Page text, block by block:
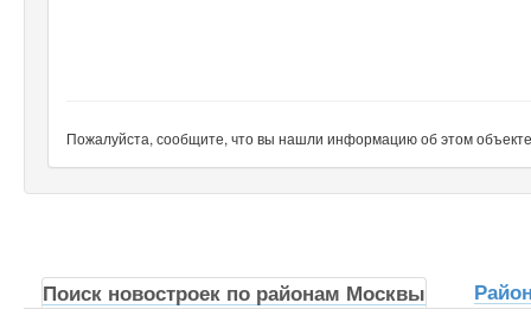
Пожалуйста, сообщите, что вы нашли информацию об этом
Поиск новостроек по районам Москвы